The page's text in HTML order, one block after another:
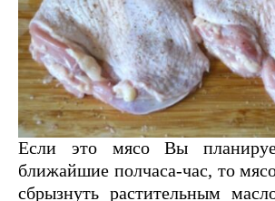
Если это мясо Вы
ближайшие полчаса-час, то
сбрызнуть растительным